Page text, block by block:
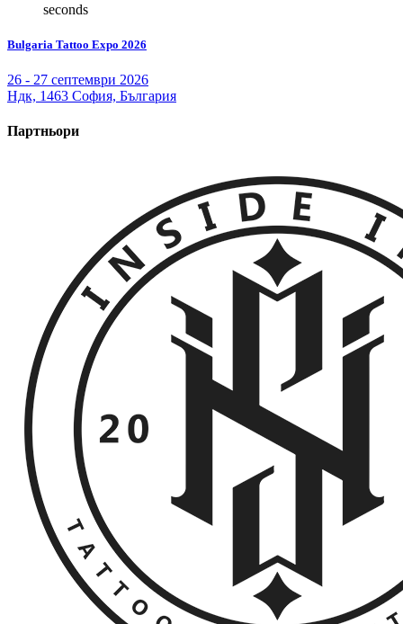
seconds
Bulgaria Tattoo Expo 2026
26 - 27 септември 2026
Ндк, 1463 София, България
Партньори